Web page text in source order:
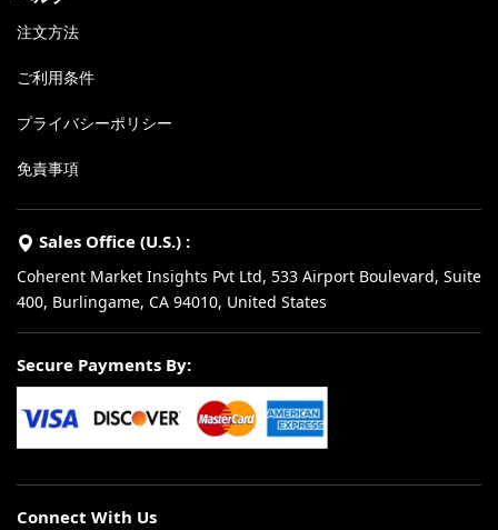
注文方法
ご利用条件
プライバシーポリシー
免責事項
Sales Office (U.S.) :
Coherent Market Insights Pvt Ltd, 533 Airport Boulevard, Suite
400, Burlingame, CA 94010, United States
Secure Payments By:
Connect With Us